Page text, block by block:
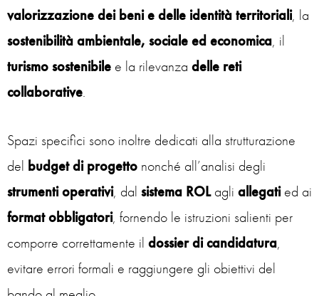
valorizzazione dei beni e delle identità territoriali, la
sostenibilità ambientale, sociale ed economica, il
turismo sostenibile e la rilevanza delle reti
collaborative.
Spazi specifici sono inoltre dedicati alla strutturazione
del budget di progetto nonché all’analisi degli
strumenti operativi, dal sistema ROLagli allegatied ai
format obbligatori, fornendo le istruzioni salienti per
comporre correttamente il dossierdicandidatura,
evitare errori formali e raggiungere gli obiettivi del